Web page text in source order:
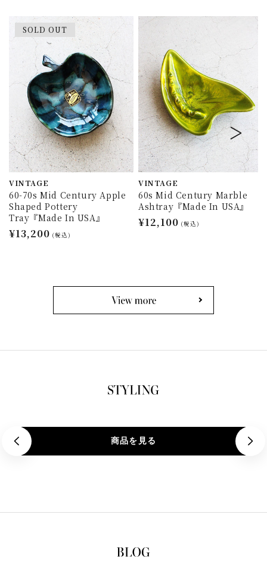
SOLD OUT
VINTAGE
60-70s Mid Century Apple
Shaped Pottery
Tray『Made In USA』
通
¥13,200 (税込)
VINTAGE
60s Mid Century Marble
Ashtray『Made In USA』
通
¥12,100 (税込)
商品を見る